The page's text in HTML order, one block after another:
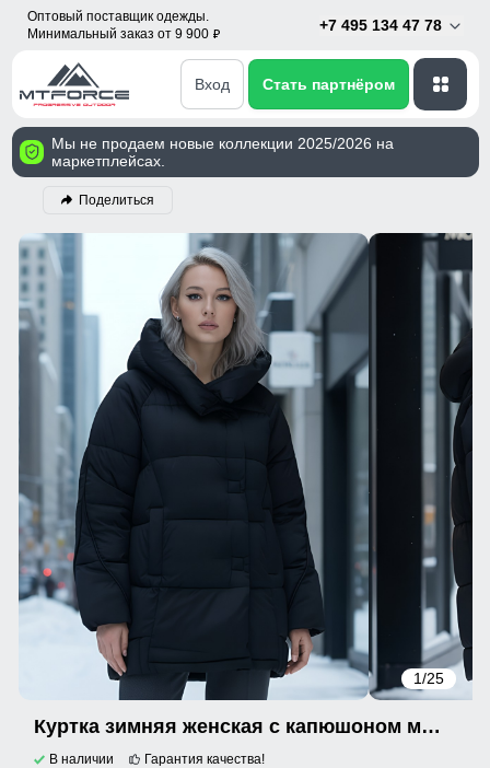
Оптовый поставщик одежды.
Минимальный заказ от 9 900 p
+7 495 134 47 78
Вход Стать партнёром
Мы не продаем новые коллекции 2025/2026 на
маркетплейсах.
Поделиться
1/25
Куртка зимняя женская с капюшоном модная черного цвета 7651Ch
В наличии Гарантия качества!